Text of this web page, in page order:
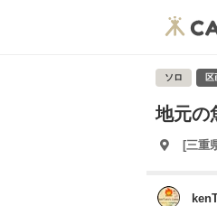
ソロ 区
地元の
[三重